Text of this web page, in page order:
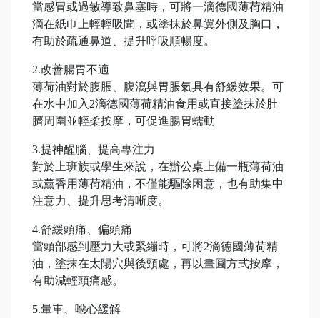
當感冒或過敏導致鼻塞時，可將一滴德國薄荷精油
滴在紙巾上輕輕吸聞，或塗抹於鼻翼外側及胸口，
有助於疏通鼻道、提升呼吸順暢度。
2.改善腸胃不適
薄荷油對於腹脹、腹瀉與胃脹氣具有舒緩效果。可
在水中加入2滴德國薄荷精油食用或直接塗抹於肚
臍周圍並輕柔按摩，可促進腸胃蠕動
3.提神醒腦、提高專注力
對於上班族或學生來說，在辦公桌上備一瓶薄荷油
或薰香用薄荷精油，不僅能驅除困意，也有助集中
注意力、提升思考清晰度。
4.舒緩頭痛、偏頭痛
當頭部感到壓力大或緊繃時，可將2滴德國薄荷精
油，塗抹在太陽穴與後頸處，再以畫圓方式按摩，
有助減輕頭痛感。
5.暈車、噁心緩解